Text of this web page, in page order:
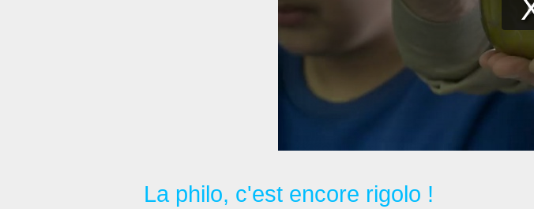
La philo, c'est encore rigolo !